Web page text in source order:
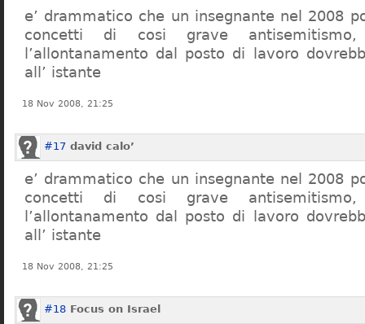
e’ drammatico che un insegnante nel 2008
concetti di cosi grave
l’allontanamento dal posto di lavoro
all’ istante
18 Nov 2008, 21:25
#17 david calo’
e’ drammatico che un insegnante nel 2008
concetti di cosi grave
l’allontanamento dal posto di lavoro
all’ istante
18 Nov 2008, 21:25
#18 Focus on Israel